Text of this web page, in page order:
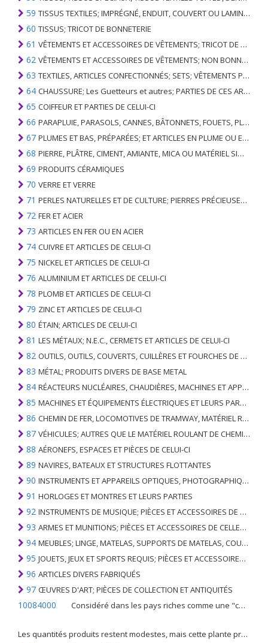
59 TISSUS TEXTILES; IMPRÉGNÉ, ENDUIT, COUVERT OU LAMINÉ; ARTICLES TEXTILES D'UN TYPE ADAPTÉ À L'USAGE INDUSTRIEL
60 TISSUS; TRICOT DE BONNETERIE
61 VÊTEMENTS ET ACCESSOIRES DE VÊTEMENTS; TRICOT DE BONNETERIE
62 VÊTEMENTS ET ACCESSOIRES DE VÊTEMENTS; NON BONNETERIE
63 TEXTILES, ARTICLES CONFECTIONNÉS; SETS; VÊTEMENTS PORTÉS ET ARTICLES TEXTILES USÉS; RAGS
64 CHAUSSURE; Les Guetteurs et autres; PARTIES DE CES ARTICLES
65 COIFFEUR ET PARTIES DE CELUI-CI
66 PARAPLUIE, PARASOLS, CANNES, BÂTONNETS, FOUETS, PLANTES DE CONDUITE; ET LEURS PARTIES
67 PLUMES ET BAS, PRÉPARÉES; ET ARTICLES EN PLUME OU EN BAS; FLEURS ARTIFICIELLES; ARTICLES DE CHEVEUX HUMAINS
68 PIERRE, PLÂTRE, CIMENT, AMIANTE, MICA OU MATÉRIEL SIMILAIRE; ARTICLES DE CELUI-CI
69 PRODUITS CÉRAMIQUES
70 VERRE ET VERRE
71 PERLES NATURELLES ET DE CULTURE; PIERRES PRÉCIEUSES, SEMI-PRÉCIEUSES; MÉTAUX PRÉCIEUX, PLAQUÉS OU DOUBLÉS DE MÉTAUX PRÉCIEUX ET OUVRAGES EN CES MATIÈRES; IMITATION BIJOUTERIE; PIÈCE DE MONNAIE
72 FER ET ACIER
73 ARTICLES EN FER OU EN ACIER
74 CUIVRE ET ARTICLES DE CELUI-CI
75 NICKEL ET ARTICLES DE CELUI-CI
76 ALUMINIUM ET ARTICLES DE CELUI-CI
78 PLOMB ET ARTICLES DE CELUI-CI
79 ZINC ET ARTICLES DE CELUI-CI
80 ÉTAIN; ARTICLES DE CELUI-CI
81 LES MÉTAUX; N.E.C., CERMETS ET ARTICLES DE CELUI-CI
82 OUTILS, OUTILS, COUVERTS, CUILLÈRES ET FOURCHES DE MÉTAUX DE BASE; PARTIES DE CELLES-CI, EN METAL DE BASE
83 MÉTAL; PRODUITS DIVERS DE BASE METAL
84 RÉACTEURS NUCLÉAIRES, CHAUDIÈRES, MACHINES ET APPAREILS MÉCANIQUES; PARTIES DE CELLES-CI
85 MACHINES ET ÉQUIPEMENTS ÉLECTRIQUES ET LEURS PARTIES; ENREGISTREURS ET REPRODUCTEURS SONORES; APPAREILS D'ENREGISTREMENT OU DE REPRODUCTION DES IMAGES ET DU SON EN TÉLÉVISION, PIÈCES ET ACCESSOIRES DE TELS ARTICLES
86 CHEMIN DE FER, LOCOMOTIVES DE TRAMWAY, MATÉRIEL ROULANT ET LEURS PARTIES; RACCORDS DE CHEMIN DE FER OU DE TRAMWAY ET RACCORDS ET PIÈCES DE CELLES-CI; ÉQUIPEMENT DE SIGNALISATION DE TRAFIC MÉCANIQUE (Y COMPRIS ÉLECTRO-MÉCANIQUE) DE TOUS TYPES
87 VÉHICULES; AUTRES QUE LE MATÉRIEL ROULANT DE CHEMIN DE FER OU DE TRAMWAY, ET LEURS PIÈCES ET ACCESSOIRES
88 AÉRONEFS, ESPACES ET PIÈCES DE CELUI-CI
89 NAVIRES, BATEAUX ET STRUCTURES FLOTTANTES
90 INSTRUMENTS ET APPAREILS OPTIQUES, PHOTOGRAPHIQUES, CINÉMATOGRAPHIQUES, DE MESURE, DE CONTRÔLE, DE MÉDECINE OU DE CHIRURGIE; PIÈCES ET ACCESSOIRES
91 HORLOGES ET MONTRES ET LEURS PARTIES
92 INSTRUMENTS DE MUSIQUE; PIÈCES ET ACCESSOIRES DE TELS ARTICLES
93 ARMES ET MUNITIONS; PIÈCES ET ACCESSOIRES DE CELLES-CI
94 MEUBLES; LINGE, MATELAS, SUPPORTS DE MATELAS, COUSSINS ET AMEUBLEMENT SIMILAIRE FARCI; LAMPES ET RACCORDS D'ÉCLAIRAGE, N.E.C .; SIGNES LUMINEUSES, PLAQUES DE NOMS LUMINEUSES ET SIMILAIRES; BÂTIMENTS PRÉFABRIQUÉS
95 JOUETS, JEUX ET SPORTS REQUIS; PIÈCES ET ACCESSOIRES DE CELLES-CI
96 ARTICLES DIVERS FABRIQUÉS
97 ŒUVRES D'ART; PIÈCES DE COLLECTION ET ANTIQUITÉS
10084000 Considéré dans les pays riches comme une "céréale mineure", le fonio blanc est une graminée de la famille des poaceae cultivée pour ses graines dans certaines régions d'Afrique.
Les quantités produits restent modestes, mais cette plante présente malgré tout de nombreuses qualités. Elle est utilisé dans l'alimentation humaine et entre dans la préparation de nombreuses recettes traditionnelles africaines comme le couscous, la bouillie, les boulettes, les beignets et même le pain.